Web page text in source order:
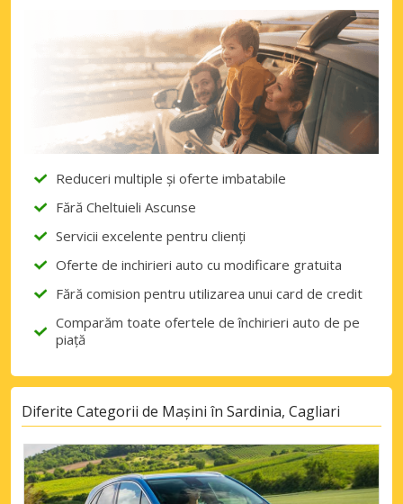
Reduceri multiple și oferte imbatabile
Fără Cheltuieli Ascunse
Servicii excelente pentru clienți
Oferte de inchirieri auto cu modificare gratuita
Fără comision pentru utilizarea unui card de credit
Comparăm toate ofertele de închirieri auto de pe
piață
Diferite Categorii de Mașini în Sardinia, Cagliari